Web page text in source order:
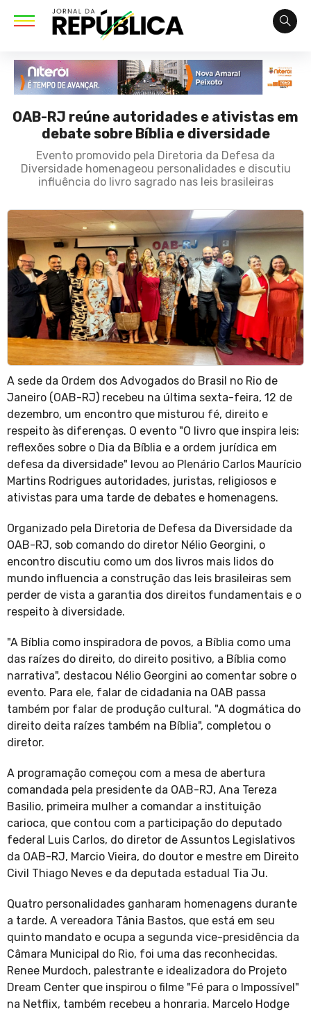
OAB-RJ reúne autoridades e ativistas em
debate sobre Bíblia e diversidade
Evento promovido pela Diretoria da Defesa da
Diversidade homenageou personalidades e discutiu
influência do livro sagrado nas leis brasileiras
A sede da Ordem dos Advogados do Brasil no Rio de
Janeiro (OAB-RJ) recebeu na última sexta-feira, 12 de
dezembro, um encontro que misturou fé, direito e
respeito às diferenças. O evento "O livro que inspira leis:
reflexões sobre o Dia da Bíblia e a ordem jurídica em
defesa da diversidade" levou ao Plenário Carlos Maurício
Martins Rodrigues autoridades, juristas, religiosos e
ativistas para uma tarde de debates e homenagens.
Organizado pela Diretoria de Defesa da Diversidade da
OAB-RJ, sob comando do diretor Nélio Georgini, o
encontro discutiu como um dos livros mais lidos do
mundo influencia a construção das leis brasileiras sem
perder de vista a garantia dos direitos fundamentais e o
respeito à diversidade.
"A Bíblia como inspiradora de povos, a Bíblia como uma
das raízes do direito, do direito positivo, a Bíblia como
narrativa", destacou Nélio Georgini ao comentar sobre o
evento. Para ele, falar de cidadania na OAB passa
também por falar de produção cultural. "A dogmática do
direito deita raízes também na Bíblia", completou o
diretor.
A programação começou com a mesa de abertura
comandada pela presidente da OAB-RJ, Ana Tereza
Basilio, primeira mulher a comandar a instituição
carioca, que contou com a participação do deputado
federal Luis Carlos, do diretor de Assuntos Legislativos
da OAB-RJ, Marcio Vieira, do doutor e mestre em Direito
Civil Thiago Neves e da deputada estadual Tia Ju.
Quatro personalidades ganharam homenagens durante
a tarde. A vereadora Tânia Bastos, que está em seu
quinto mandato e ocupa a segunda vice-presidência da
Câmara Municipal do Rio, foi uma das reconhecidas.
Renee Murdoch, palestrante e idealizadora do Projeto
Dream Center que inspirou o filme "Fé para o Impossível"
na Netflix, também recebeu a honraria. Marcelo Hodge